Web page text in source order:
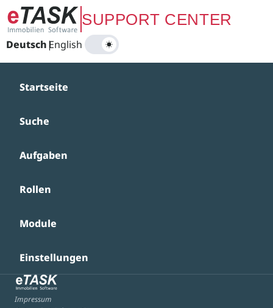
Zum Hauptinhalt springenSUPPORT CENTER
Deutsch|
English
Startseite
Suche
Aufgaben
Rollen
Module
Einstellungen
Impressum